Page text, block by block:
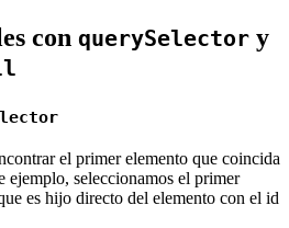
con querySelector y
el primer elemento que coincida
ejemplo, seleccionamos el primer
es hijo directo del elemento con el id